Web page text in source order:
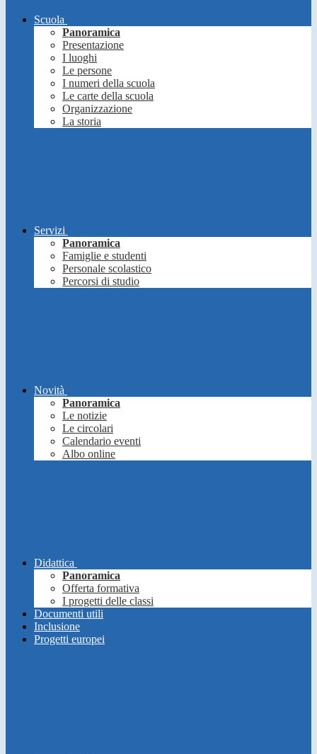
Scuola
Panoramica
Presentazione
I luoghi
Le persone
I numeri della scuola
Le carte della scuola
Organizzazione
La storia
Servizi
Panoramica
Famiglie e studenti
Personale scolastico
Percorsi di studio
Novità
Panoramica
Le notizie
Le circolari
Calendario eventi
Albo online
Didattica
Panoramica
Offerta formativa
I progetti delle classi
Documenti utili
Inclusione
Progetti europei